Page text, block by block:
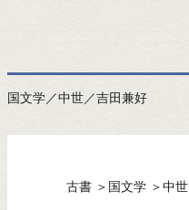
国文学／中世／吉田兼好
古書 ＞ 国文学 ＞中世